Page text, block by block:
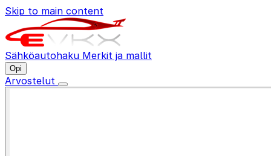
Skip to main content
Sähköautohaku Merkit ja mallit
Opi
Arvostelut